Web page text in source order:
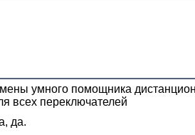
умного помощника
всех переключателей
да.